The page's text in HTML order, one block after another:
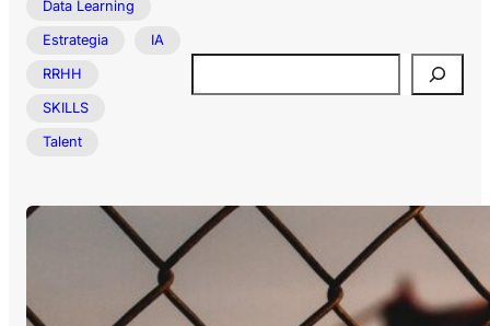
Data Learning
Estrategia IA
RRHH
SKILLS
Talent